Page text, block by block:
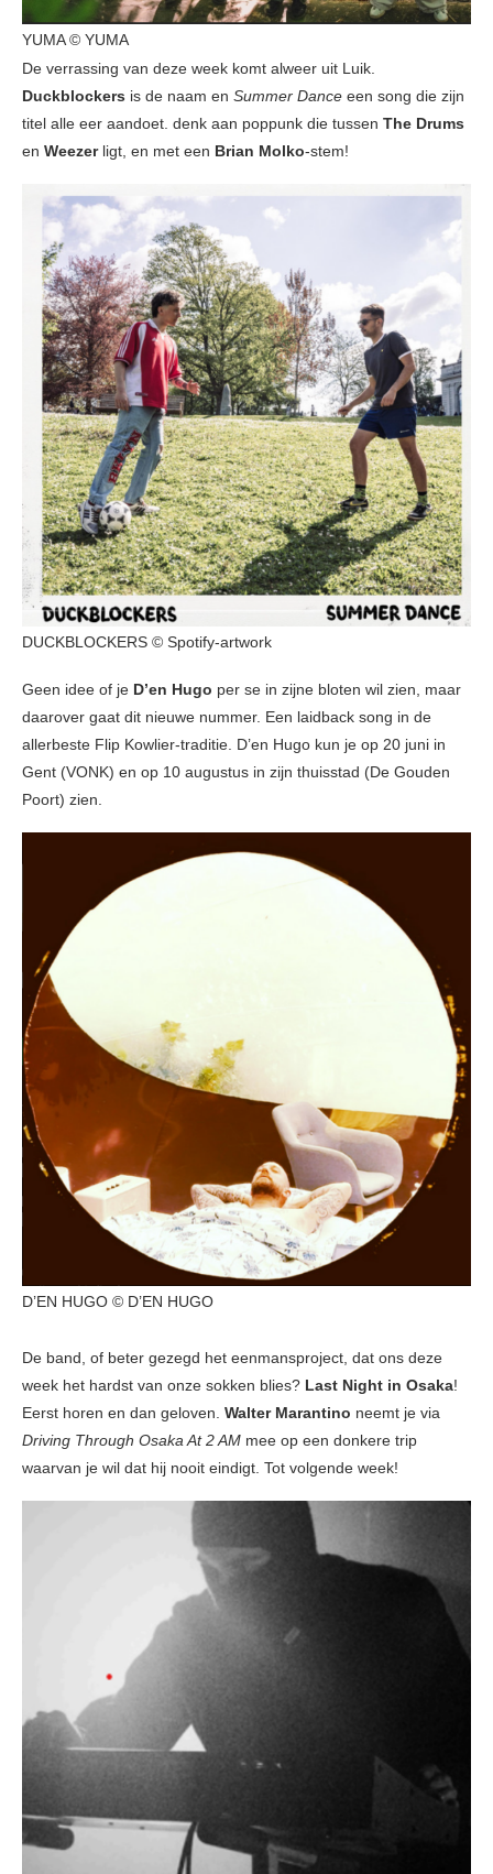
YUMA © YUMA
De verrassing van deze week komt alweer uit Luik.
Duckblockers is de naam en Summer Dance een song die zijn
titel alle eer aandoet. denk aan poppunk die tussen The Drums
en Weezerligt, en met een Brian Molko-stem!
DUCKBLOCKERS © Spotify-artwork
Geen idee of je D’en Hugo per se in zijne bloten wil zien, maar
daarover gaat dit nieuwe nummer. Een laidback song in de
allerbeste Flip Kowlier-traditie. D’en Hugo kun je op 20 juni in
Gent (VONK) en op 10 augustus in zijn thuisstad (De Gouden
Poort) zien.
D’EN HUGO © D’EN HUGO
De band, of beter gezegd het eenmansproject, dat ons deze
week het hardst van onze sokken blies? Last Night in Osaka!
Eerst horen en dan geloven. Walter Marantino neemt je via
Driving Through Osaka At 2 AM mee op een donkere trip
waarvan je wil dat hij nooit eindigt. Tot volgende week!